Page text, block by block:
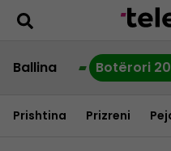
Ballina Botërori
Prishtina Prizreni